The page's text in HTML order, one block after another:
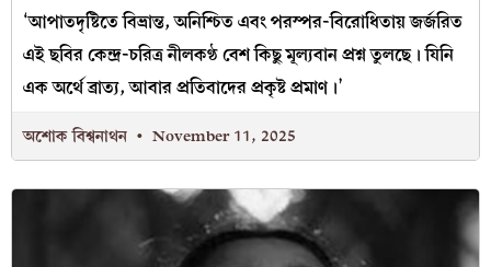
‘আপাতদৃষ্টিতে বিভ্রান্ত, অনিশ্চিত এবং পরস্পর-বিরোধিতায় জর্জরিত
এই ছবির কেন্দ্র-চরিত্র নীলকণ্ঠ বেশ কিছু মূল্যবান প্রশ্ন তুলছে। যিনি
এক অর্থে ব্রাত্য, আবার প্রতিবাদের প্রকৃষ্ট প্রমাণ।’
অশোক বিশ্বনাথন November 11, 2025